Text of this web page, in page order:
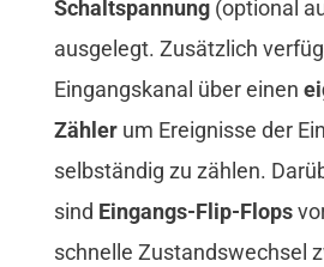
Schaltspannung(optional
ausgelegt. Zusätzlich
Eingangskanal über einen
Zählerum Ereignisse der
selbständig zu zählen.
sind Eingangs-Flip-Flops
schnelle Zustandswechsel